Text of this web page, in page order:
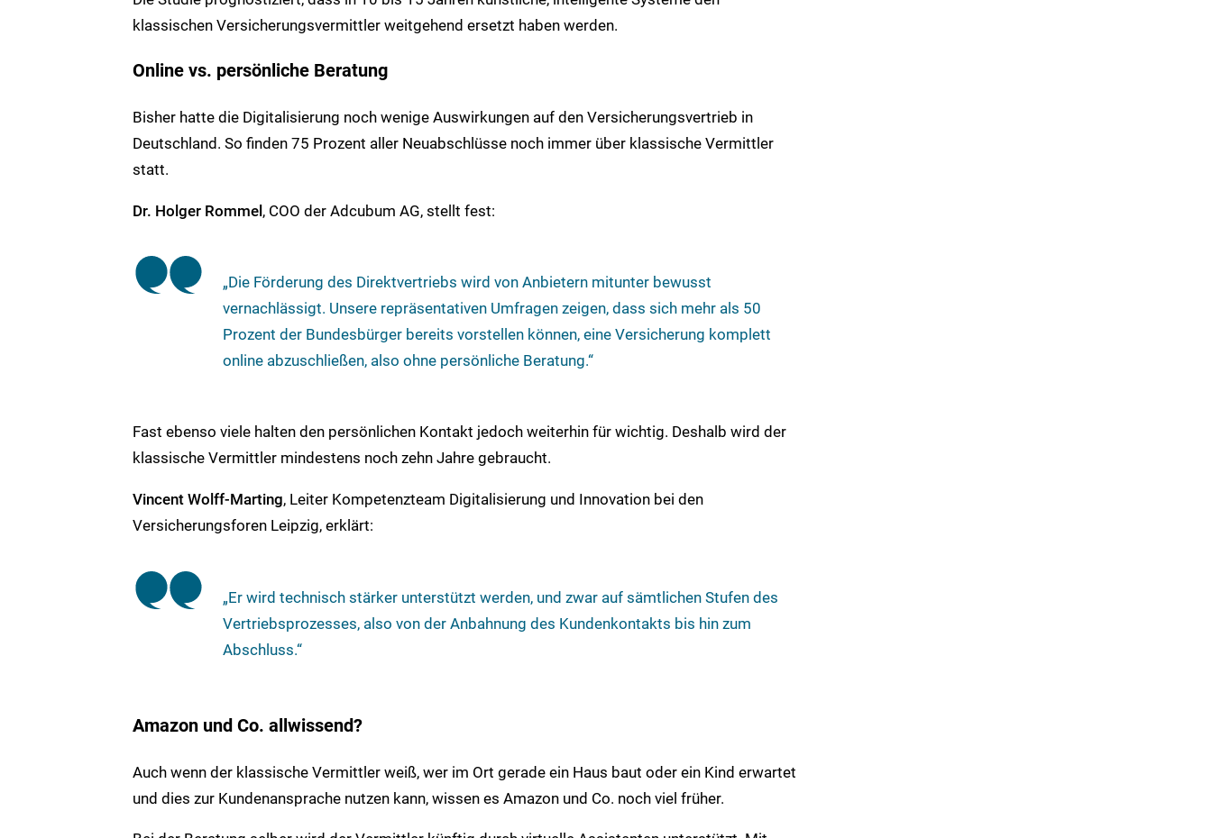
klassischen Versicherungsvermittler weitgehend ersetzt haben werden.
Online vs. persönliche Beratung
Bisher hatte die Digitalisierung noch wenige Auswirkungen auf den Versicherungsvertrieb in
Deutschland. So finden 75 Prozent aller Neuabschlüsse noch immer über klassische Vermittler
statt.
Dr. Holger Rommel, COO der Adcubum AG, stellt fest:
„Die Förderung des Direktvertriebs wird von Anbietern mitunter bewusst
vernachlässigt. Unsere repräsentativen Umfragen zeigen, dass sich mehr als 50
Prozent der Bundesbürger bereits vorstellen können, eine Versicherung komplett
online abzuschließen, also ohne persönliche Beratung.“
Fast ebenso viele halten den persönlichen Kontakt jedoch weiterhin für wichtig. Deshalb wird der
klassische Vermittler mindestens noch zehn Jahre gebraucht.
Vincent Wolff-Marting, Leiter Kompetenzteam Digitalisierung und Innovation bei den
Versicherungsforen Leipzig, erklärt:
„Er wird technisch stärker unterstützt werden, und zwar auf sämtlichen Stufen des
Vertriebsprozesses, also von der Anbahnung des Kundenkontakts bis hin zum
Abschluss.“
Amazon und Co. allwissend?
Auch wenn der klassische Vermittler weiß, wer im Ort gerade ein Haus baut oder ein Kind erwartet
und dies zur Kundenansprache nutzen kann, wissen es Amazon und Co. noch viel früher.